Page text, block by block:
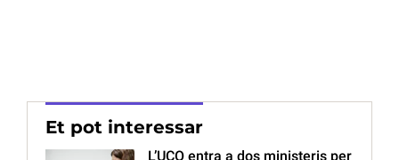
Et pot interessar
L’UCO entra a dos ministeris per